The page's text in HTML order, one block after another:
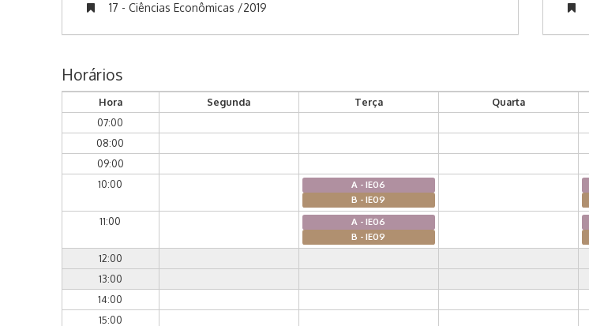
17 - Ciências Econômicas /2019
Horários
Hora Segunda Terça Quarta
07:00
08:00
09:00
10:00
A - IE06
B - IE09
11:00
A - IE06
B - IE09
12:00
13:00
14:00
15:00